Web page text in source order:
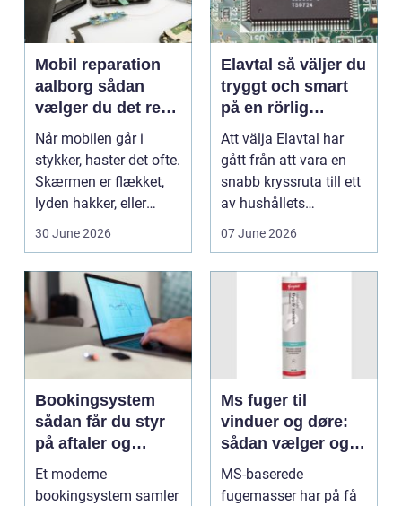
Mobil reparation
aalborg sådan
vælger du det rette
værksted
Når mobilen går i
stykker, haster det ofte.
Skærmen er flækket,
lyden hakker, eller
batteriet løber ...
30 June 2026
Elavtal så väljer du
tryggt och smart
på en rörlig
elmarknad
Att välja Elavtal har
gått från att vara en
snabb kryssruta till ett
av hushållets
viktigaste ekonom...
07 June 2026
Bookingsystem
sådan får du styr
på aftaler og
arbejdsgange
Et moderne
bookingsystem samler
Ms fuger til
vinduer og døre:
sådan vælger og
bruger du dem
rigtigt
MS-baserede
fugemasser har på få